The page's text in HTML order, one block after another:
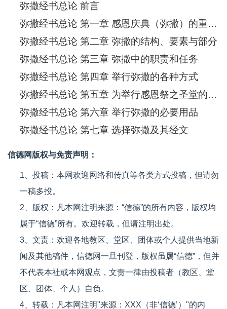
弥撒经书总论 前言
弥撒经书总论 第一章 感恩庆典（弥撒）的重要与崇高
弥撒经书总论 第二章 弥撒的结构、要素与部分
弥撒经书总论 第三章 弥撒中的职责和任务
弥撒经书总论 第四章 举行弥撒的各种方式
弥撒经书总论 第五章 为举行感恩祭之圣堂的布置与装饰
弥撒经书总论 第六章 举行弥撒的必要用品
弥撒经书总论 第七章 选择弥撒及其经文
信德网版权与免责声明：
1、投稿：本网欢迎网络和传真等各类方式投稿，但请勿
一稿多投。
2、版权：凡本网注明来源：“信德”的所有内容，版权均
属于“信德”所有。欢迎转载，但请注明出处。
3、文责：欢迎各地教区、堂区、团体或个人提供当地新
闻及其他稿件，信德网一旦刊登，版权虽属“信德”，但并
不代表本社或本网观点，文责一律由投稿者（教区、堂
区、团体、个人）自负。
4、转载：凡本网注明"来源：XXX（非‘信德’）"的内